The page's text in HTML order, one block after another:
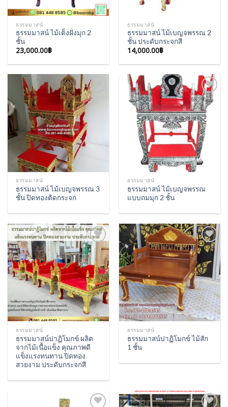
ธรรมมาสน์
ธรรมมาสน์ ไม้เต็งฝั่งมุก 2
ชั้น
23,000.00฿
ธรรมมาสน์
ธรรมมาสน์ ไม้เบญจพรรณ 2
ชั้น ประดับกระจกสี
14,000.00฿
Add to
Wishlist
ธรรมมาสน์
ธรรมมาสน์ ไม้เบญจพรรณ 3
ชั้น ปิดทองติดกระจก
Add to
Wishlist
ธรรมมาสน์
ธรรมมาสน์ ไม้เบญจพรรณ
แบบถมมุก 2 ชั้น
Add to
Wishlist
ธรรมมาสน์
ธรรมมาสน์ปาฏิโมกข์ ผลิต
จากไม้เนื้อแข็ง คุณภาพดี
แข็งแรงทนทาน ปิดทอง
สวยงาม ประดับกระจกสี
Add to
Wishlist
ธรรมมาสน์
ธรรมมาสน์ปาฏิโมกข์ ไม้สัก
1 ชั้น